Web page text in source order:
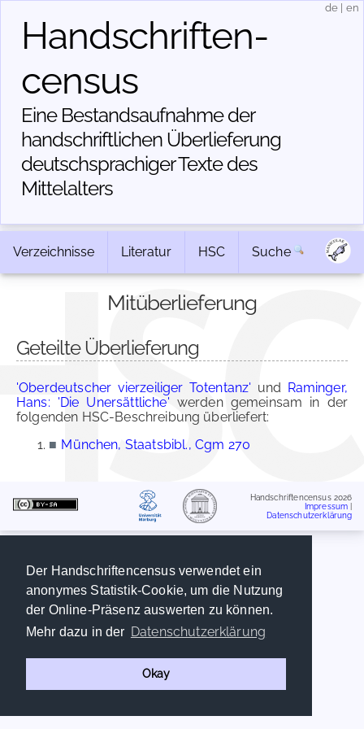
Der Handschriftencensus verwendet ein
anonymes Statistik-Cookie, um die Nutzung
der Online-Präsenz auswerten zu können.
Mehr dazu in der Datenschutzerklärung
Okay
Handschriften­
census
Eine Bestandsaufnahme der
handschriftlichen Über­lieferung
deutschsprachiger Texte des
Mittelalters
de en
Verzeichnisse Literatur HSC Suche
Mitüberlieferung
Geteilte Überlieferung
'Oberdeutscher vierzeiliger Totentanz' und Raminger,
Hans: 'Die Unersättliche' werden gemeinsam in der
folgenden HSC-Beschreibung überliefert:
■ München, Staatsbibl., Cgm 270
Handschriftencensus 2026
Impressum
Datenschutzerklärung